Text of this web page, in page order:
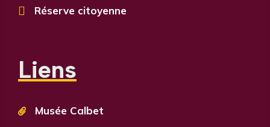

Réserve citoyenne
Liens

Musée Calbet